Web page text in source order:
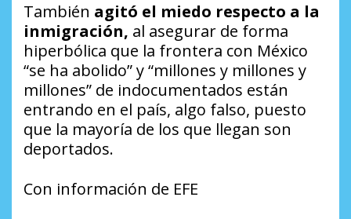
También agitó el miedo respecto a la
inmigración, al asegurar de forma
hiperbólica que la frontera con México
“se ha abolido” y “millones y millones y
millones” de indocumentados están
entrando en el país, algo falso, puesto
que la mayoría de los que llegan son
deportados.
Con información de EFE